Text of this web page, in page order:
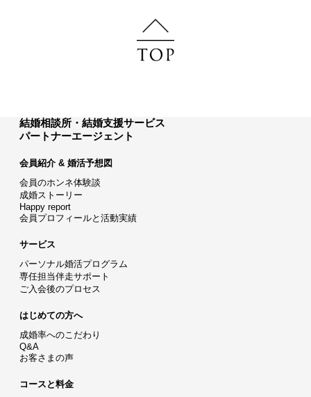
結婚相談所・結婚支援サービス
パートナーエージェント
会員紹介 & 婚活予想図
会員のホンネ体験談
成婚ストーリー
Happy report
会員プロフィールと活動実績
サービス
パーソナル婚活プログラム
専任担当伴走サポート
ご入会後のプロセス
はじめての方へ
成婚率へのこだわり
Q&A
お客さまの声
コースと料金